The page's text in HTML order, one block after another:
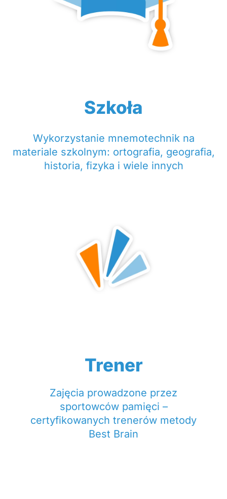
Szkoła
Wykorzystanie mnemotechnik na
materiale szkolnym: ortografia, geografia,
historia, fizyka i wiele innych
Trener
Zajęcia prowadzone przez
sportowców pamięci –
certyfikowanych trenerów metody
Best Brain